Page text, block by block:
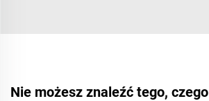
Nie możesz znaleźć tego, czego